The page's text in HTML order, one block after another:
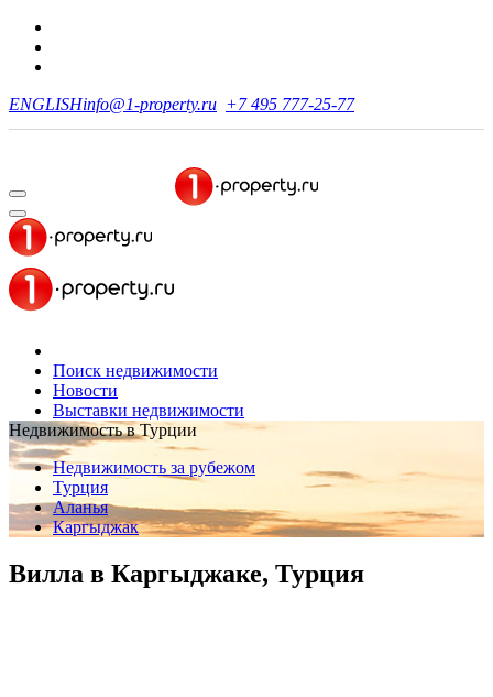
ENGLISHinfo@1-property.ru +7 495 777-25-77
Поиск недвижимости
Новости
Выставки недвижимости
Недвижимость в Турции
Недвижимость за рубежом
Турция
Аланья
Каргыджак
Вилла в Каргыджаке, Турция